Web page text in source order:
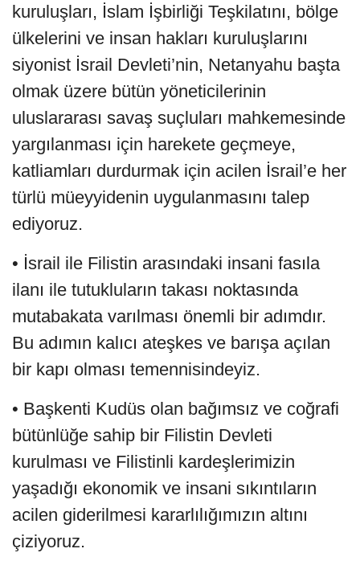
kuruluşları, İslam İşbirliği Teşkilatını, bölge
ülkelerini ve insan hakları kuruluşlarını
siyonist İsrail Devleti’nin, Netanyahu başta
olmak üzere bütün yöneticilerinin
uluslararası savaş suçluları mahkemesinde
yargılanması için harekete geçmeye,
katliamları durdurmak için acilen İsrail’e her
türlü müeyyidenin uygulanmasını talep
ediyoruz.
• İsrail ile Filistin arasındaki insani fasıla
ilanı ile tutukluların takası noktasında
mutabakata varılması önemli bir adımdır.
Bu adımın kalıcı ateşkes ve barışa açılan
bir kapı olması temennisindeyiz.
• Başkenti Kudüs olan bağımsız ve coğrafi
bütünlüğe sahip bir Filistin Devleti
kurulması ve Filistinli kardeşlerimizin
yaşadığı ekonomik ve insani sıkıntıların
acilen giderilmesi kararlılığımızın altını
çiziyoruz.